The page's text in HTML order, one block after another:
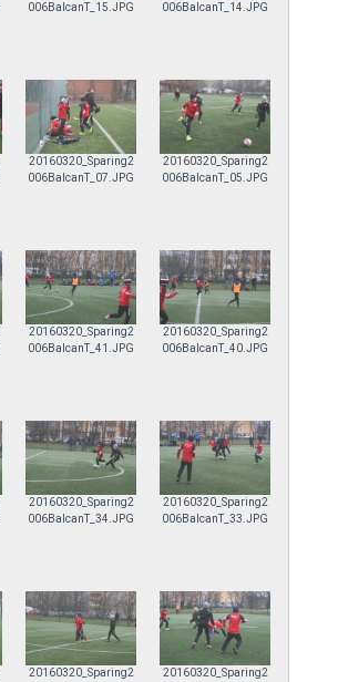
006BalcanT_15.JPG
006BalcanT_14.JPG
20160320_Sparing2
006BalcanT_07.JPG
20160320_Sparing2
006BalcanT_05.JPG
20160320_Sparing2
006BalcanT_41.JPG
20160320_Sparing2
006BalcanT_40.JPG
20160320_Sparing2
006BalcanT_34.JPG
20160320_Sparing2
006BalcanT_33.JPG
20160320_Sparing2
20160320_Sparing2